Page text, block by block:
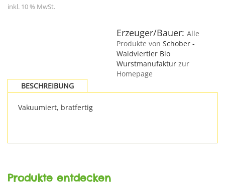
inkl. 10 % MwSt.
Erzeuger/Bauer:Alle
Produkte von Schober -
Waldviertler Bio
Wurstmanufakturzur
Homepage
BESCHREIBUNG
Vakuumiert, bratfertig
Produkte entdecken